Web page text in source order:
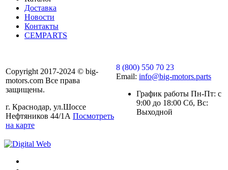
Доставка
Новости
Контакты
CEMPARTS
Copyright 2017-2024 © big-
motors.com Все права
защищены.
г. Краснодар, ул.Шоссе
Нефтяников 44/1А Посмотреть
на карте
8 (800) 550 70 23
Email: info@big-motors.parts
График работы Пн-Пт: с
9:00 до 18:00 Сб, Вс:
Выходной